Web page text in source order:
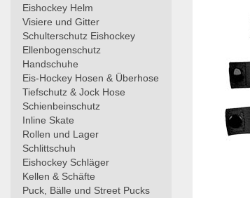
Eishockey Helm
Visiere und Gitter
Schulterschutz Eishockey
Ellenbogenschutz
Handschuhe
Eis-Hockey Hosen & Überhose
Tiefschutz & Jock Hose
Schienbeinschutz
Inline Skate
Rollen und Lager
Schlittschuh
Eishockey Schläger
Kellen & Schäfte
Puck, Bälle und Street Pucks